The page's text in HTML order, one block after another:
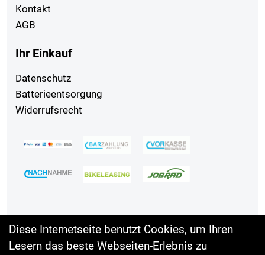
Kontakt
AGB
Ihr Einkauf
Datenschutz
Batterieentsorgung
Widerrufsrecht
Diese Internetseite benutzt Cookies, um Ihren
Lesern das beste Webseiten-Erlebnis zu